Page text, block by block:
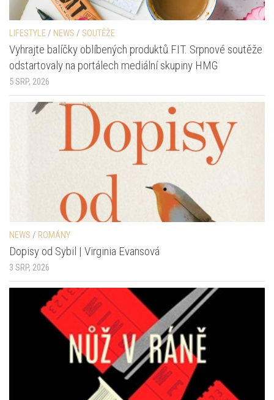
LIFESTYLE / NEWS / SOUTĚŽE
Vyhrajte balíčky oblíbených produktů FIT. Srpnové soutěže
odstartovaly na portálech mediální skupiny HMG
5 SRP, 2026
NEWS / ROMÁNY
Dopisy od Sybil | Virginia Evansová
3 SRP, 2026